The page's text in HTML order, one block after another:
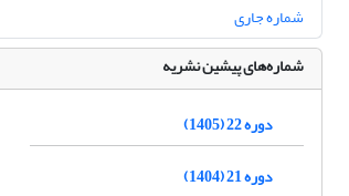
شماره جاری
شماره‌های پیشین نشریه
دوره 22 (1405)
دوره 21 (1404)